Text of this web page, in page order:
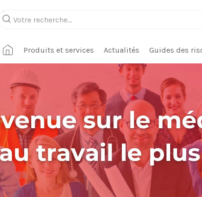
Produits et services Actualités Guides des